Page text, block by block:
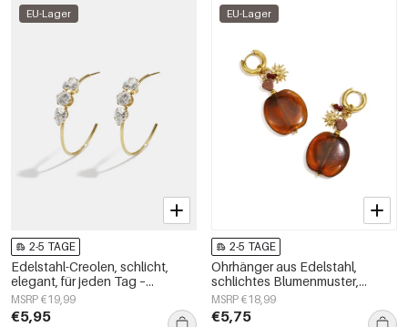
EU-Lager
2-5 TAGE
Edelstahl-Creolen, schlicht,
elegant, für jeden Tag –
Damenschmuck
MSRP €19,99
€5,95
EU-Lager
2-5 TAGE
Ohrhänger aus Edelstahl,
schlichtes Blumenmuster,
schlichte Alltags-Serie,
Damenschmuck
MSRP €18,99
€5,75